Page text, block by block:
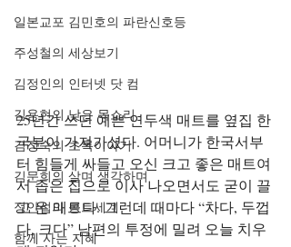
일본교포 김민호의 파란신호등
주성철의 세상보기
김정인의 인터넷 닷 컴
김용현의 낮은 목소리
김정숙의 초록이야기
김문희의 살며 생각하며
정안섭의 콩트세계
함께 사는 지혜
25년간 쓰던 예쁜 연두색 매트를 옆집 한
국분이 가져가셨다. 어머니가 한국서부
터 힘들게 싸들고 오신 크고 좋은 매트여
서 좁은 집으로 이사 나오면서도 굳이 끌
고 온 매트다. 그런데 때마다 “차다, 두껍
다, 크다” 남편의 투정에 밀려 오늘 치우